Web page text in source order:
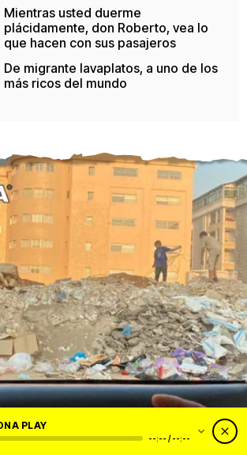
Mientras usted duerme
plácidamente, don Roberto, vea lo
que hacen con sus pasajeros
De migrante lavaplatos, a uno de los
más ricos del mundo
PLAY
--:-- / --:--